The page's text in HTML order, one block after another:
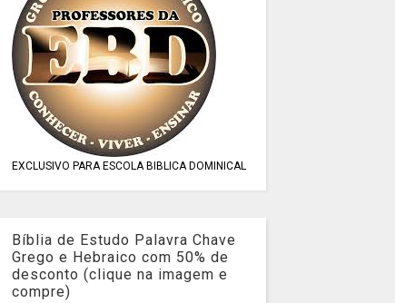
EXCLUSIVO PARA ESCOLA BIBLICA DOMINICAL
Bíblia de Estudo Palavra Chave
Grego e Hebraico com 50% de
desconto (clique na imagem e
compre)